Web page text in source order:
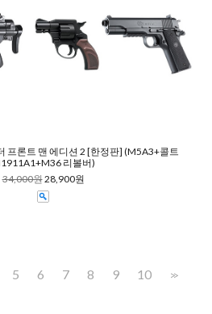
프론트 맨 에디션 2 [한정판] (M5A3+콜트
리볼버)
34,000원28,900원
5 6 7 8 9 10 >>